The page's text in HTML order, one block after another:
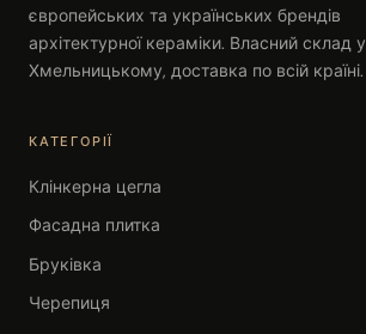
європейських та українських брендів
архітектурної кераміки. Власний склад у
Хмельницькому, доставка по всій країні.
КАТЕГОРІЇ
Клінкерна цегла
Фасадна плитка
Бруківка
Черепиця